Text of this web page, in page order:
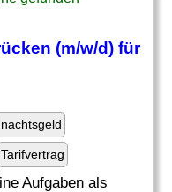
(m/w/d) für
Tarifvertrag
Aufgaben als